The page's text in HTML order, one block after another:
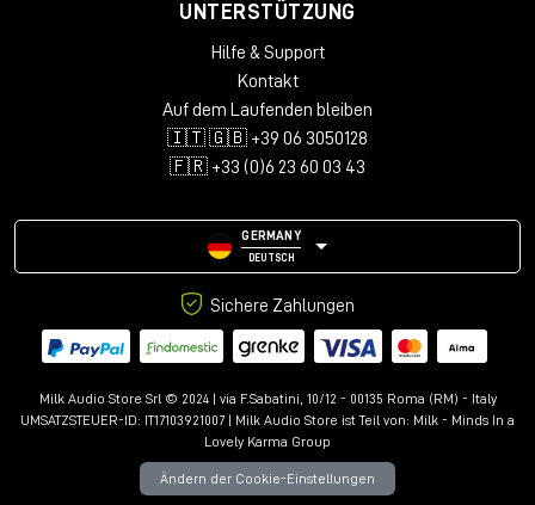
UNTERSTÜTZUNG
Hilfe & Support
Kontakt
Auf dem Laufenden bleiben
🇮🇹 🇬🇧 +39 06 3050128
🇫🇷 +33 (0)6 23 60 03 43
GERMANY
DEUTSCH
Sichere Zahlungen
Milk Audio Store Srl © 2024 | via F.Sabatini, 10/12 - 00135 Roma (RM) - Italy
UMSATZSTEUER-ID: IT17103921007 | Milk Audio Store ist Teil von: Milk - Minds In a
Lovely Karma Group
Ändern der Cookie-Einstellungen